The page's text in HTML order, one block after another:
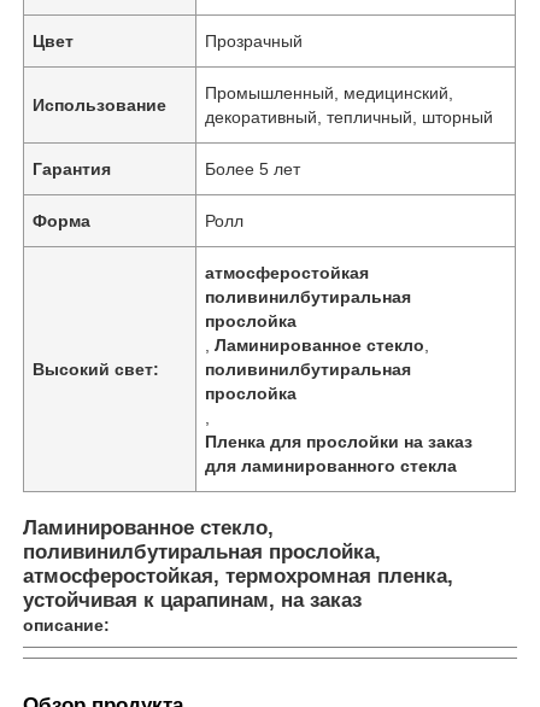
Цвет Прозрачный
Использование
Промышленный, медицинский,
декоративный, тепличный, шторный
Гарантия Более 5 лет
Форма Ролл
Высокий свет:
атмосферостойкая
поливинилбутиральная
прослойка
,Ламинированное стекло
поливинилбутиральная
прослойка
Пленка для прослойки на заказ
для ламинированного стекла
Ламинированное стекло,
поливинилбутиральная прослойка,
атмосферостойкая, термохромная пленка,
устойчивая к царапинам, на заказ
описание: